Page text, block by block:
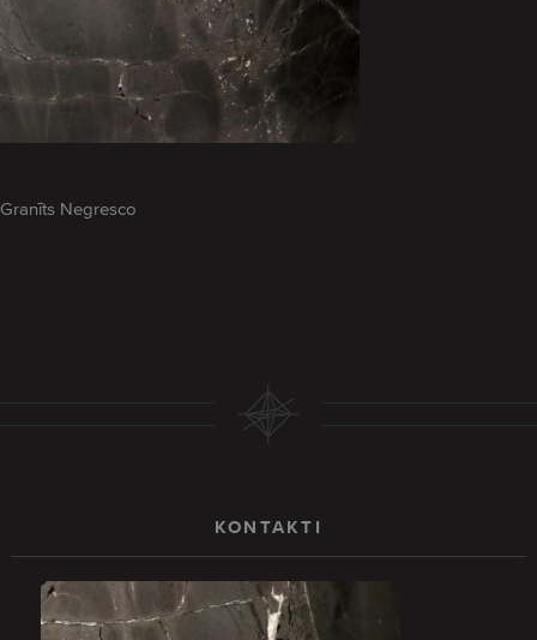
Granīts Negresco
KONTAKTI